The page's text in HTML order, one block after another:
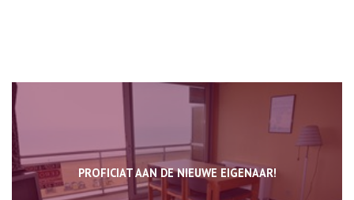
PROFICIAT AAN DE NIEUWE EIGENAAR!